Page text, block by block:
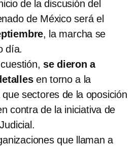
de la discusión del
de México será el
, la marcha se
día.
se dieron a
en torno a la
sectores de la oposición
contra de la iniciativa de
que llaman a